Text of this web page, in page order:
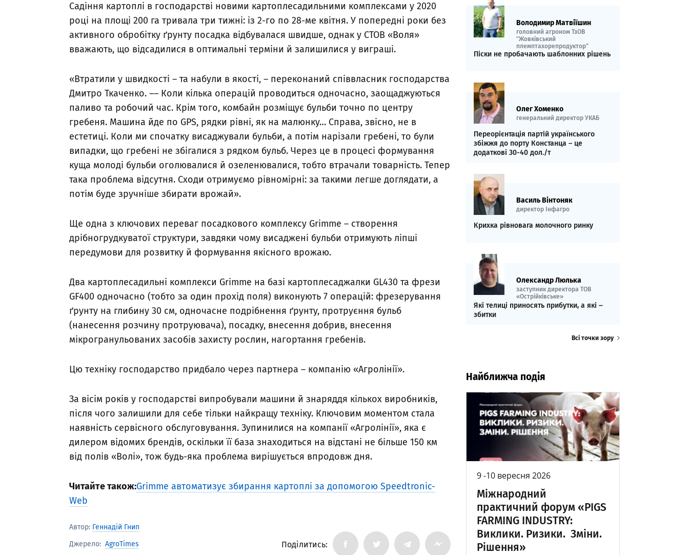
Садіння картоплі в господарстві новими картоплесадильними комплексами у 2020
році на площі 200 га тривала три тижні: із 2-го по 28-ме квітня. У попередні роки без
активного обробітку ґрунту посадка відбувалася швидше, однак у СТОВ «Воля»
вважають, що відсадилися в оптимальні терміни й залишилися у виграші.
«Втратили у швидкості – та набули в якості, – переконаний співвласник господарства
Дмитро Ткаченко. –– Коли кілька операцій проводиться одночасно, заощаджуються
паливо та робочий час. Крім того, комбайн розміщує бульби точно по центру
гребеня. Машина йде по GPS, рядки рівні, як на малюнку… Справа, звісно, не в
естетиці. Коли ми спочатку висаджували бульби, а потім нарізали гребені, то були
випадки, що гребені не збігалися з рядком бульб. Через це в процесі формування
куща молоді бульби оголювалися й озеленювалися, тобто втрачали товарність. Тепер
така проблема відсутня. Сходи отримуємо рівномірні: за такими легше доглядати, а
потім буде зручніше збирати врожай».
Ще одна з ключових переваг посадкового комплексу Grimme – створення
дрібногрудкуватої структури, завдяки чому висаджені бульби отримують ліпші
передумови для розвитку й формування якісного врожаю.
Два картоплесадильні комплекси Grimme на базі картоплесаджалки GL430 та фрези
GF400 одночасно (тобто за один прохід поля) виконують 7 операцій: фрезерування
ґрунту на глибину 30 см, одночасне подрібнення ґрунту, протруєння бульб
(нанесення розчину протруювача), посадку, внесення добрив, внесення
мікрогранульованих засобів захисту рослин, нагортання гребенів.
Цю техніку господарство придбало через партнера – компанію «Агролінії».
За вісім років у господарстві випробували машини й знаряддя кількох виробників,
після чого залишили для себе тільки найкращу техніку. Ключовим моментом стала
наявність сервісного обслуговування. Зупинилися на компанії «Агролінії», яка є
дилером відомих брендів, оскільки її база знаходиться на відстані не більше 150 км
від полів «Волі», тож будь-яка проблема вирішується впродовж дня.
Читайте також:Grimme автоматизує збирання картоплі за допомогою Speedtronic-
Web
Автор: Геннадій Гнип
Джерело: AgroTimes Поділитись:
Володимир Матвіїшин
головний агроном ТзОВ
"Жовківський
племптахорепродуктор"
Піски не пробачають шаблонних рішень
Олег Хоменко
генеральний директор УКАБ
Переорієнтація партій українського
збіжжя до порту Констанца – це
додаткові 30-40 дол./т
Василь Вінтоняк
директор Інфагро
Крихка рівновага молочного ринку
Олександр Люлька
заступник директора ТОВ
«Острійківське»
Які телиці приносять прибутки, а які ‒
збитки
Всі точки зору
Найближча подія
9 -10 вересня 2026
Міжнародний
практичний форум «PIGS
FARMING INDUSTRY:
Виклики. Ризики. Зміни.
Рішення»